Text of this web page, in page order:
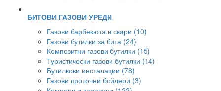
БИТОВИ ГАЗОВИ УРЕДИ
Газови барбекюта и скари (10)
Газови бутилки за бита (24)
Композитни газови бутилки (15)
Туристически газови бутилки (14)
Бутилкови инсталации (78)
Газови проточни бойлери (3)